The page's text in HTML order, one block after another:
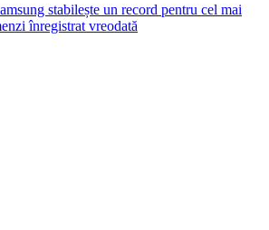
stabilește un record pentru cel mai
înregistrat vreodată